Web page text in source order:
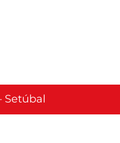
Setúbal